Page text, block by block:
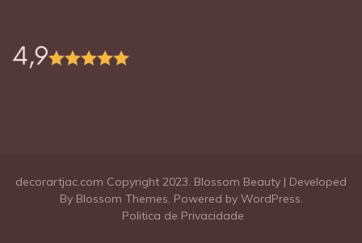
decorartjac.com Copyright 2023. Blossom Beauty | Developed
By Blossom Themes. Powered by WordPress.
Politica de Privacidade